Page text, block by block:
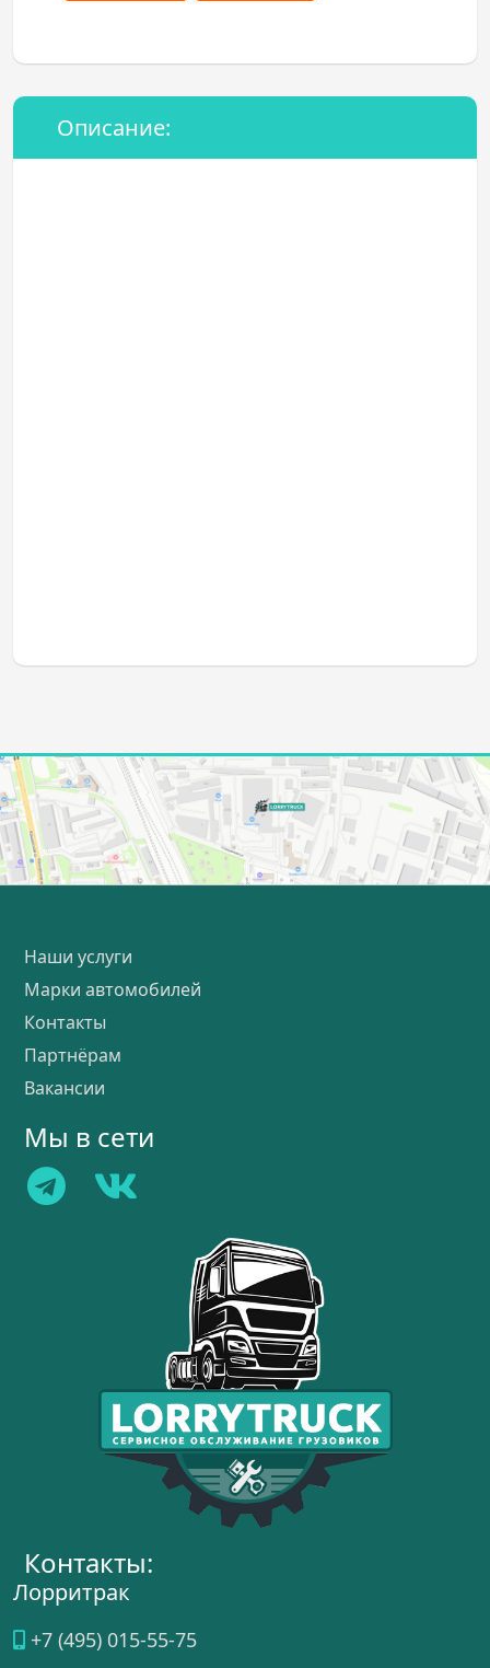
Описание:
Наши услуги
Марки автомобилей
Контакты
Партнёрам
Вакансии
Мы в сети
Контакты:
Лорритрак
+7 (495) 015-55-75